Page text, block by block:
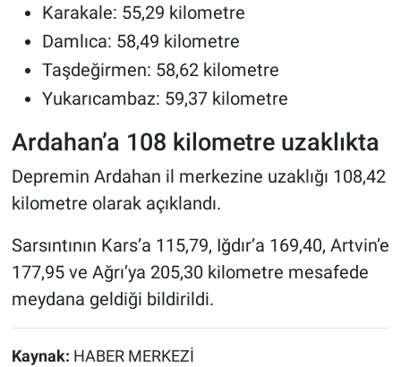
Karakale: 55,29 kilometre
Damlıca: 58,49 kilometre
Taşdeğirmen: 58,62 kilometre
Yukarıcambaz: 59,37 kilometre
Ardahan’a 108 kilometre uzaklıkta
Depremin Ardahan il merkezine uzaklığı 108,42
kilometre olarak açıklandı.
Sarsıntının Kars’a 115,79, Iğdır’a 169,40, Artvin’e
177,95 ve Ağrı’ya 205,30 kilometre mesafede
meydana geldiği bildirildi.
Kaynak: HABER MERKEZİ